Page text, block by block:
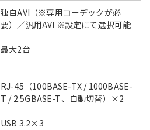
独自AVI（※専用コーデックが必
要）／汎用AVI ※設定にて選択可能
最大2台
RJ-45（100BASE-TX / 1000BASE-
T / 2.5GBASE-T、自動切替）×2
USB 3.2×3